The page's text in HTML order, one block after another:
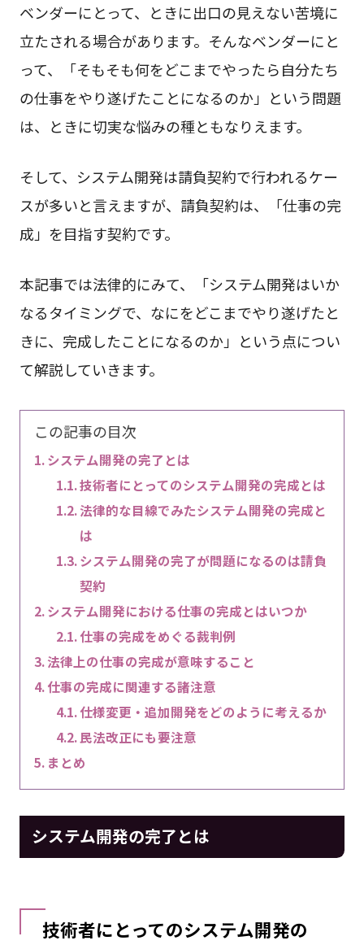
ベンダーにとって、ときに出口の見えない苦境に
立たされる場合があります。そんなベンダーにと
って、「そもそも何をどこまでやったら自分たち
の仕事をやり遂げたことになるのか」という問題
は、ときに切実な悩みの種ともなりえます。
そして、システム開発は請負契約で行われるケー
スが多いと言えますが、請負契約は、「仕事の完
成」を目指す契約です。
本記事では法律的にみて、「システム開発はいか
なるタイミングで、なにをどこまでやり遂げたと
きに、完成したことになるのか」という点につい
て解説していきます。
この記事の目次
システム開発の完了とは
技術者にとってのシステム開発の完成とは
法律的な目線でみたシステム開発の完成と
は
システム開発の完了が問題になるのは請負
契約
システム開発における仕事の完成とはいつか
仕事の完成をめぐる裁判例
法律上の仕事の完成が意味すること
仕事の完成に関連する諸注意
仕様変更・追加開発をどのように考えるか
民法改正にも要注意
まとめ
システム開発の完了とは
技術者にとってのシステム開発の